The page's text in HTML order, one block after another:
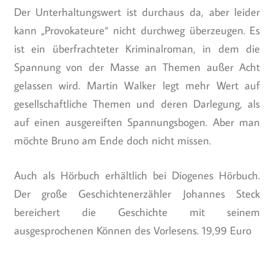
Der Unterhaltungswert ist durchaus da, aber leider
kann „Provokateure“ nicht durchweg überzeugen. Es
ist ein überfrachteter Kriminalroman, in dem die
Spannung von der Masse an Themen außer Acht
gelassen wird. Martin Walker legt mehr Wert auf
gesellschaftliche Themen und deren Darlegung, als
auf einen ausgereiften Spannungsbogen. Aber man
möchte Bruno am Ende doch nicht missen.
Auch als Hörbuch erhältlich bei Diogenes Hörbuch.
Der große Geschichtenerzähler Johannes Steck
bereichert die Geschichte mit seinem
ausgesprochenen Können des Vorlesens. 19,99 Euro